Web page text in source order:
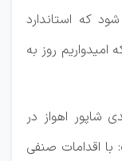
که استاندارد
به تخت ۱.۷ است که امیدواریم روز به
شاپور اهواز در
اقدامات صنفی